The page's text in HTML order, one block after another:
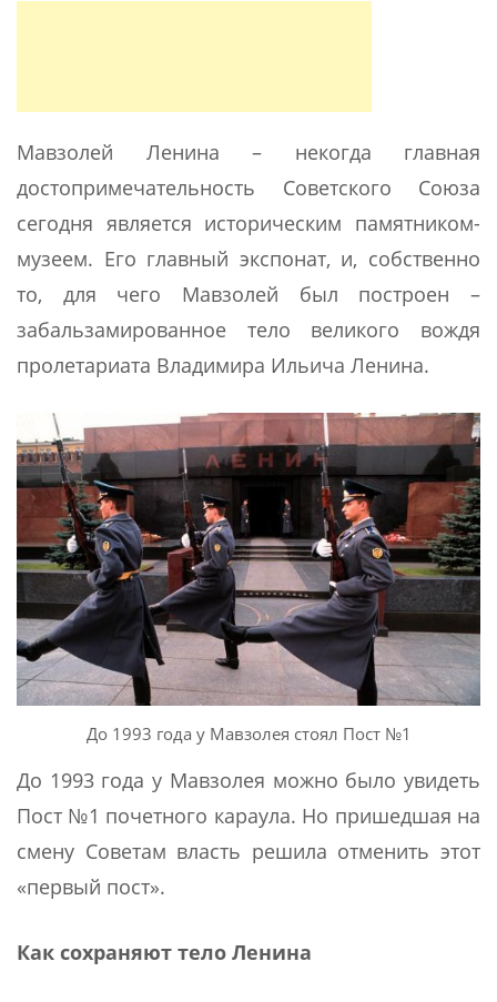
Мавзолей Ленина – некогда главная
достопримечательность Советского Союза
сегодня является историческим памятником-
музеем. Его главный экспонат, и, собственно
то, для чего Мавзолей был построен –
забальзамированное тело великого вождя
пролетариата Владимира Ильича Ленина.
До 1993 года у Мавзолея стоял Пост №1
До 1993 года у Мавзолея можно было увидеть
Пост №1 почетного караула. Но пришедшая на
смену Советам власть решила отменить этот
«первый пост».
Как сохраняют тело Ленина